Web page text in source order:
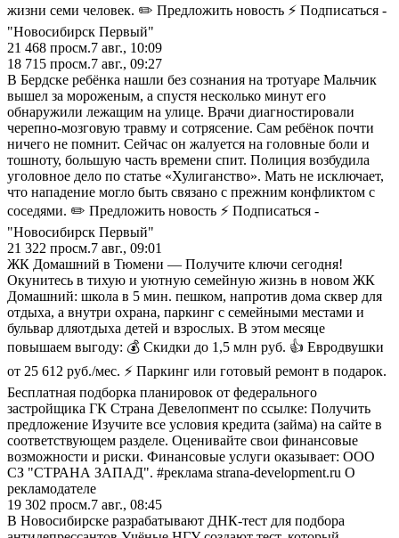
жизни семи человек. ✏️ Предложить новость ⚡ Подписаться -
"Новосибирск Первый"
21 468 просм.7 авг., 10:09
18 715 просм.7 авг., 09:27
В Бердске ребёнка нашли без сознания на тротуаре Мальчик
вышел за мороженым, а спустя несколько минут его
обнаружили лежащим на улице. Врачи диагностировали
черепно-мозговую травму и сотрясение. Сам ребёнок почти
ничего не помнит. Сейчас он жалуется на головные боли и
тошноту, большую часть времени спит. Полиция возбудила
уголовное дело по статье «Хулиганство». Мать не исключает,
что нападение могло быть связано с прежним конфликтом с
соседями. ✏️ Предложить новость ⚡ Подписаться -
"Новосибирск Первый"
21 322 просм.7 авг., 09:01
ЖК Домашний в Тюмени — Получите ключи сегодня!
Окунитесь в тихую и уютную семейную жизнь в новом ЖК
Домашний: школа в 5 мин. пешком, напротив дома сквер для
отдыха, а внутри охрана, паркинг с семейными местами и
бульвар дляотдыха детей и взрослых. В этом месяце
повышаем выгоду: 💰 Скидки до 1,5 млн руб. 👍 Евродвушки
от 25 612 руб./мес. ⚡ Паркинг или готовый ремонт в подарок.
Бесплатная подборка планировок от федерального
застройщика ГК Страна Девелопмент по ссылке: Получить
предложение Изучите все условия кредита (займа) на сайте в
соответствующем разделе. Оценивайте свои финансовые
возможности и риски. Финансовые услуги оказывает: ООО
СЗ "СТРАНА ЗАПАД". #реклама strana-development.ru О
рекламодателе
19 302 просм.7 авг., 08:45
В Новосибирске разрабатывают ДНК-тест для подбора